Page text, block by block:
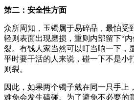
第二：安全性方面
众所周知，玉镯属于易碎品，最怕受
轻则表面出现磨损，重则内部留下“
裂。有钱人家当然可以叮当响一下，
平时要干活的人来说，碰一下不是小
则裂。
因此，如果两个镯子戴在同一只手上
难免会发生磕碰。为了避免不必要的